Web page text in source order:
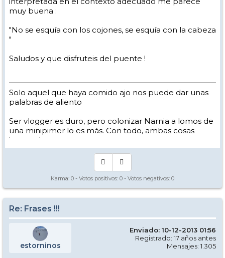
muy buena :
"No se esquía con los cojones, se esquía con la cabeza
"
Saludos y que disfruteis del puente !
Solo aquel que haya comido ajo nos puede dar unas
palabras de aliento
Ser vlogger es duro, pero colonizar Narnia a lomos de
una minipimer lo es más. Con todo, ambas cosas
intento hacer.
Yo hago esquí extremo : voy de extremo a extremo
Los caminos del esquí son inescrotables ...
Karma: 0 - Votos positivos: 0 - Votos negativos: 0
Re: Frases !!!
estorninos
Enviado: 10-12-2013 01:56
Registrado: 17 años antes
Mensajes: 1.305